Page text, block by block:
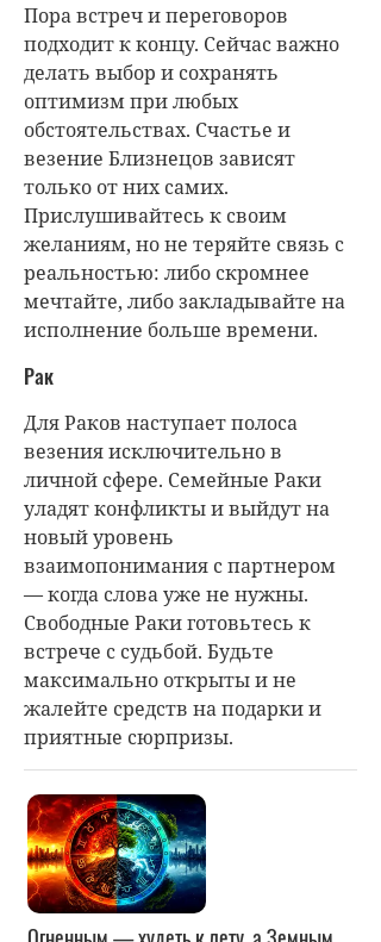
Пора встреч и переговоров
подходит к концу. Сейчас важно
делать выбор и сохранять
оптимизм при любых
обстоятельствах. Счастье и
везение Близнецов зависят
только от них самих.
Прислушивайтесь к своим
желаниям, но не теряйте связь с
реальностью: либо скромнее
мечтайте, либо закладывайте на
исполнение больше времени.
Рак
Для Раков наступает полоса
везения исключительно в
личной сфере. Семейные Раки
уладят конфликты и выйдут на
новый уровень
взаимопонимания с партнером
— когда слова уже не нужны.
Свободные Раки готовьтесь к
встрече с судьбой. Будьте
максимально открыты и не
жалейте средств на подарки и
приятные сюрпризы.